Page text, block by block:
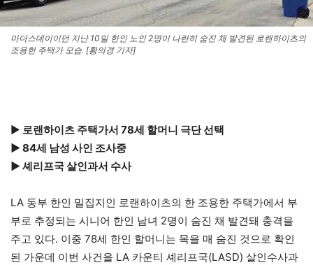
마더스데이이던 지난 10일 한인 노인 2명이 나란히 숨진 채 발견된 로랜하이츠의
조용한 주택가 모습. [황의경 기자]
▶ 로랜하이츠 주택가서 78세 할머니 극단 선택
▶ 84세 남성 사인 조사중
▶ 셰리프국 살인과서 수사
LA 동부 한인 밀집지인 로랜하이츠의 한 조용한 주택가에서 부
부로 추정되는 시니어 한인 남녀 2명이 숨진 채 발견돼 충격을
주고 있다. 이중 78세 한인 할머니는 목을 매 숨진 것으로 확인
된 가운데 이번 사건을 LA 카운티 셰리프국(LASD) 살인수사과